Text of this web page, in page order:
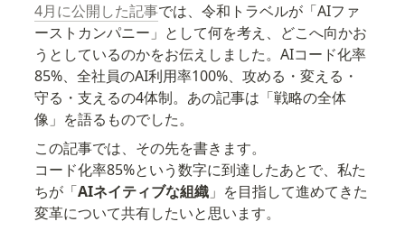
4月に公開した記事では、令和トラベルが「AIファ
ーストカンパニー」として何を考え、どこへ向かお
うとしているのかをお伝えしました。AIコード化率
85%、全社員のAI利用率100%、攻める・変える・
守る・支えるの4体制。あの記事は「戦略の全体
像」を語るものでした。
この記事では、その先を書きます。
コード化率85%という数字に到達したあとで、私た
ちが「AIネイティブな組織 」を目指して進めてきた
変革について共有したいと思います。